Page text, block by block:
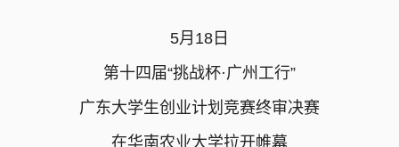
5月18日
第十四届“挑战杯·广州工行”
广东大学生创业计划竞赛终审决赛
在华南农业大学拉开帷幕